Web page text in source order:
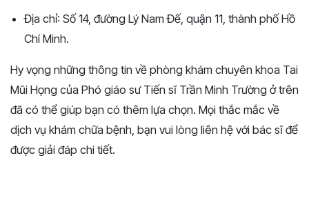
Địa chỉ: Số 14, đường Lý Nam Đế, quận 11, thành phố Hồ
Chí Minh.
Hy vọng những thông tin về phòng khám chuyên khoa Tai
Mũi Họng của Phó giáo sư Tiến sĩ Trần Minh Trường ở trên
đã có thể giúp bạn có thêm lựa chọn. Mọi thắc mắc về
dịch vụ khám chữa bệnh, bạn vui lòng liên hệ với bác sĩ để
được giải đáp chi tiết.